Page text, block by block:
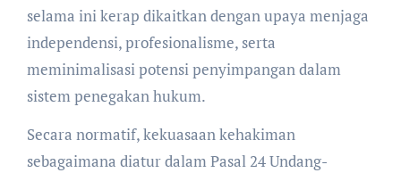
selama ini kerap dikaitkan dengan upaya menjaga
independensi, profesionalisme, serta
meminimalisasi potensi penyimpangan dalam
sistem penegakan hukum.
Secara normatif, kekuasaan kehakiman
sebagaimana diatur dalam Pasal 24 Undang-